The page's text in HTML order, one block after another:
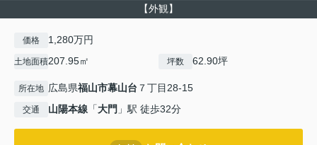
【外観】
価格 1,280万円
土地面積207.95㎡ 坪数 62.90坪
所在地 広島県福山市幕山台 ７丁目28-15
交通 山陽本線 「大門 」駅 徒歩32分